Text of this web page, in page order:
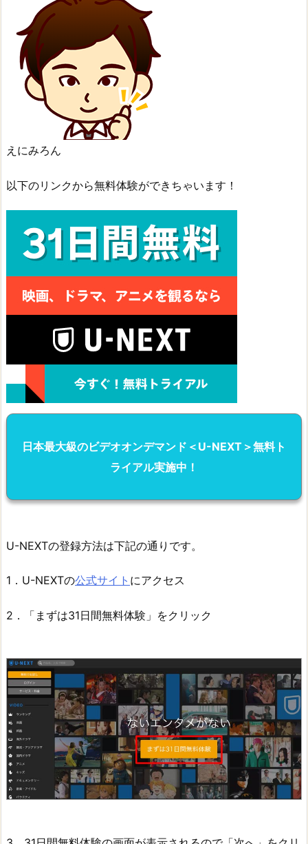
えにみろん
以下のリンクから無料体験ができちゃいます！
日本最大級のビデオオンデマンド＜U-NEXT＞無料ト
ライアル実施中！
U-NEXTの登録方法は下記の通りです。
1．U-NEXTの公式サイト にアクセス
2．「まずは31日間無料体験」をクリック